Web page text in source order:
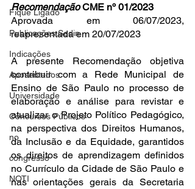
Fique Ligado
Publicações Sedin
Indicações
Aposentados
Universidade
Concursos Públicos
no
congresso
NOTI
Recomendação CME nº 01/2023
Aprovada em 06/07/2023,
reapresentada em 20/07/2023
A presente Recomendação objetiva
contribuir com a Rede Municipal de
Ensino de São Paulo no processo de
elaboração e análise para revistar e
atualizar o Projeto Político Pedagógico,
na perspectiva dos Direitos Humanos,
da Inclusão e da Equidade, garantidos
os direitos de aprendizagem definidos
no Currículo da Cidade de São Paulo e
nas orientações gerais da Secretaria